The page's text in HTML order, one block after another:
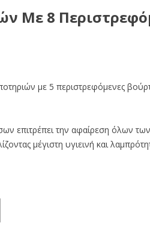
Με 8
με 5 περιστρεφόμενες
επιτρέπει την αφαίρεση όλων
μέγιστη υγιεινή και